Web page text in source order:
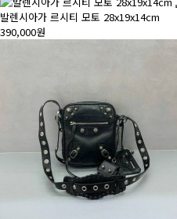
발렌시아가 르시티 모토 28x19x14cm
390,000원